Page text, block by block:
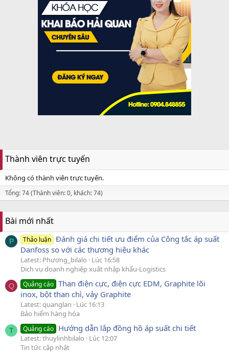
Thành viên trực tuyến
Không có thành viên trực tuyến.
Tổng: 74 (Thành viên: 0, khách: 74)
Bài mới nhất
P Thảo luận Đánh giá chi tiết ưu điểm của Công tắc áp suất
Danfoss so với các thương hiệu khác
Latest: Phương_bilalo
Lúc 16:58
Dịch vụ doanh nghiệp xuất nhập khẩu-Logistics
Q Quảng cáo Than điện cực, điện cực EDM, Graphite lõi
inox, bột than chì, vảy Graphite
Latest: quanglan
Lúc 16:13
Bảo hiểm hàng hóa
T Quảng cáo Hướng dẫn lắp đồng hồ áp suất chi tiết
Latest: thuylinhbilalo
Lúc 12:07
Tin tức cập nhật